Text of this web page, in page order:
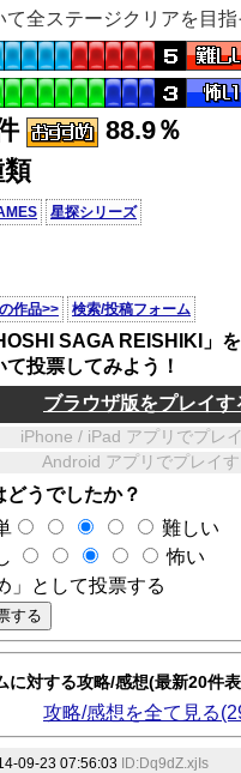
全ステージクリアを目指
88.9％
星探シリーズ
作品>> 検索/投稿フォーム
SAGA REISHIKI」
投票してみよう！
ブラウザ版をプレイす
iPhone / iPad アプリでプレ
Android アプリでプレイす
どうでしたか？
難しい
怖い
」として投票する
に対する攻略/感想(最新20件
攻略/感想を全て見る
09-23 07:56:03 ID:Dq9dZ.xjIs